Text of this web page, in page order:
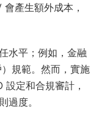
產生額外成本，
水平；例如，金融
規範。然而，實施
定和合規審計，
過度。